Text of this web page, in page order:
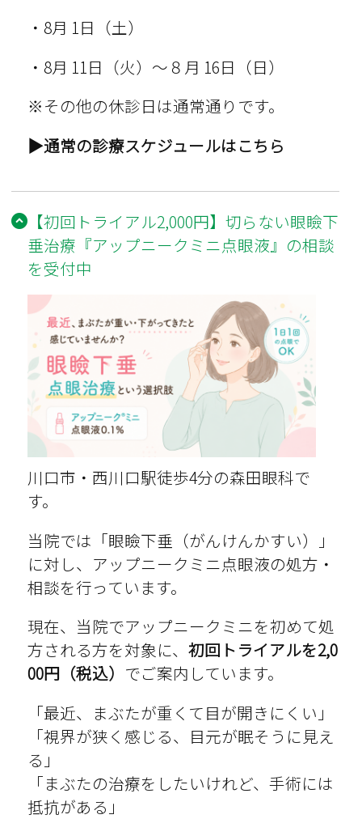
・8月 1日（土）
・8月 11日（火）～８月 16日（日）
※その他の休診日は通常通りです。
▶通常の診療スケジュールはこちら
【初回トライアル2,000円】切らない眼瞼下
垂治療『アップニークミニ点眼液』の相談
を受付中
川口市・西川口駅徒歩4分の森田眼科で
す。
当院では「眼瞼下垂（がんけんかすい）」
に対し、アップニークミニ点眼液の処方・
相談を行っています。
現在、当院でアップニークミニを初めて処
方される方を対象に、 初回トライアルを2,0
00円（税込） でご案内しています。
「最近、まぶたが重くて目が開きにくい」
「視界が狭く感じる、目元が眠そうに見え
る」
「まぶたの治療をしたいけれど、手術には
抵抗がある」